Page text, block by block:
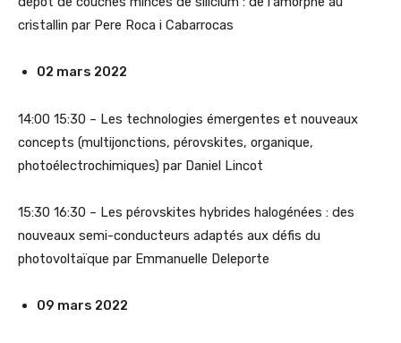
cristallin par Pere Roca i Cabarrocas
02 mars 2022
14:00 15:30 – Les technologies émergentes et nouveaux
concepts (multijonctions, pérovskites, organique,
photoélectrochimiques) par Daniel Lincot
15:30 16:30 – Les pérovskites hybrides halogénées : des
nouveaux semi-conducteurs adaptés aux défis du
photovoltaïque par Emmanuelle Deleporte
09 mars 2022